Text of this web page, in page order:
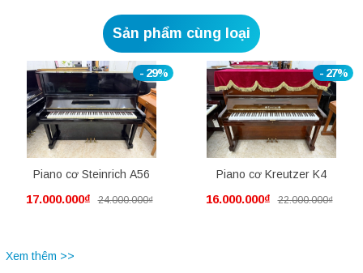
Sản phẩm cùng loại
- 29%
Piano cơ Steinrich A56
17.000.000₫ 24.000.000₫
- 27%
Piano cơ Kreutzer K4
16.000.000₫ 22.000.000₫
Xem thêm >>